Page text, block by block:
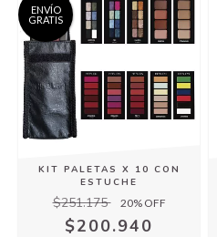
ENVÍO
GRATIS
KIT PALETAS X 10 CON
ESTUCHE
$251.175 20% OFF
$200.940